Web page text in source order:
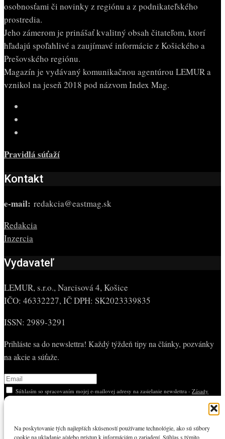
Na poskytovanie tých najlepších skúseností používame technológie, ako sú súbory
cookie na ukladanie a/alebo prístup k informáciám o zariadení. Súhlas s týmito
osobnosťami či novinky z regiónu a z podnikateľského
prostredia.
Jeho zámerom je prinášať kvalitný obsah čitateľom, ktorí
hľadajú spoľahlivé a zaujímavé informácie z Košického a
Prešovského regiónu.
Magazín je vydávaný komunikačnou agentúrou LEMUR a
vznikol na jeseň 2018 pod názvom Index Mag.
Pravidlá súťaží
Kontakt
e-mail: redakcia@eastmag.sk
Redakcia
Inzercia
Vydavateľ
LEMUR, s.r.o., Narcisová 4, Košice
IČO: 46332227, IČ DPH: SK2023339835
ISSN: 2989-3291
Prihláste sa do newslettra! Každý týždeň tipy na články, pozvánky
na akcie a súťaže.
Súhlasím so spracovaním mojej e-mailovej adresy na zasielanie newslettra - Zásady